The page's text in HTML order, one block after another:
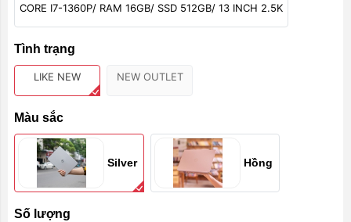
CORE I7-1360P/ RAM 16GB/ SSD 512GB/ 13 INCH 2.5K
Tình trạng
LIKE NEW NEW OUTLET
Màu sắc
Silver Hồng
Số lượng